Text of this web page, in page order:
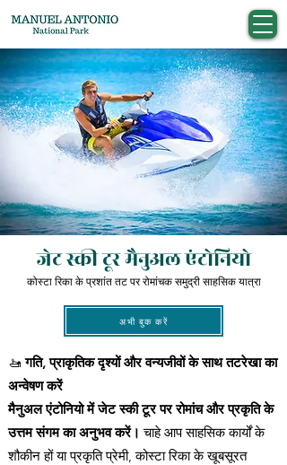
जेट स्की टूर मैनुअल एंटोनियो
कोस्टा रिका के प्रशांत तट पर रोमांचक समुद्री साहसिक यात्रा
अभी बुक करें
🚤गति, प्राकृतिक दृश्यों और वन्यजीवों के साथ तटरेखा का
अन्वेषण करें
मैनुअल एंटोनियो में जेट स्की टूर पर रोमांच और प्रकृति के
उत्तम संगम का अनुभव करें। चाहे आप साहसिक कार्यों के
शौकीन हों या प्रकृति प्रेमी, कोस्टा रिका के खूबसूरत